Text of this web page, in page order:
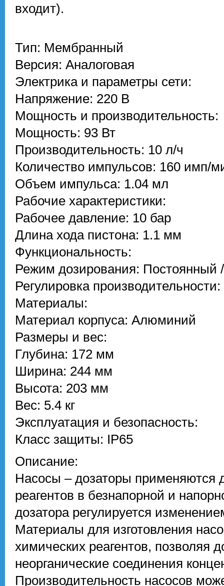
входит).
Тип: Мембранный
Версия: Аналоговая
Электрика и параметры сети:
Напряжение: 220 В
Мощность и производительность:
Мощность: 93 Вт
Производительность: 10 л/ч
Количество импульсов: 160 имп/
Объем импульса: 1.04 мл
Рабочие характеристики:
Рабочее давление: 10 бар
Длина хода пистона: 1.1 мм
Функциональность:
Режим дозирования: Постоянный
Регулировка
Материалы:
Материал корпуса: Алюминий
Размеры и вес:
Глубина: 172 мм
Ширина: 244 мм
Высота: 203 мм
Вес: 5.4 кг
Эксплуатация и безопасность:
Класс защиты: IP65
Описание:
Насосы – дозаторы применяются
реагентов в безнапорной и
дозатора регулируется
Материалы для изготовления
химических реагентов, позволяя
неорганические соединения
Производительность насосов